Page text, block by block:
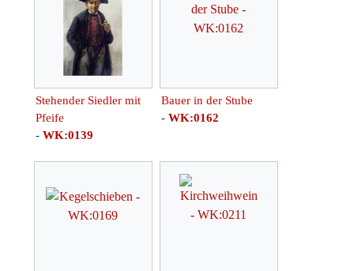
Stehender Siedler mit
Pfeife
- WK:0139
Bauer in der Stube
- WK:0162